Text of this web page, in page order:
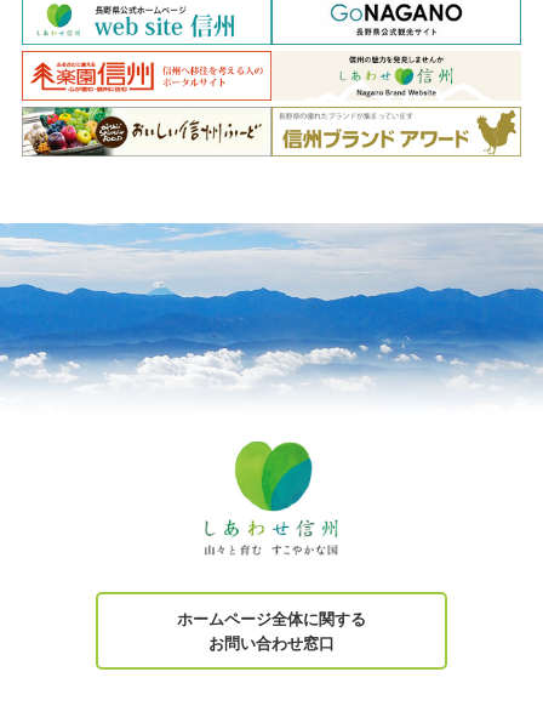
ホームページ全体に関する
お問い合わせ窓口